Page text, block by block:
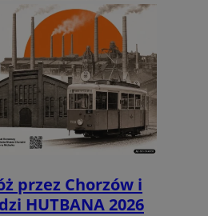
przez Chorzów i
HUTBANA 2026